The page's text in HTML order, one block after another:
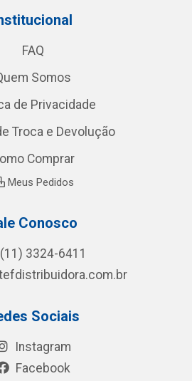
FAQ
Somos
de Privacidade
Troca e Devolução
Comprar
Meus Pedidos
Conosco
(11) 3324-6411
Sociais
Instagram
Facebook